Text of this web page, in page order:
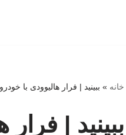
خانه » ببینید | فرار هالیوودی با
ببینید |